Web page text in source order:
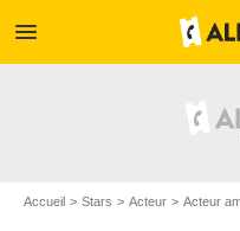
menu
Accueil Stars Acteur Acteur